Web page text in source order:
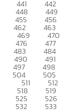
441 442
448 449
455 456
462 463
469 470
476 477
483 484
490 491
497 498
504 505
511 512
518 519
525 526
532 533